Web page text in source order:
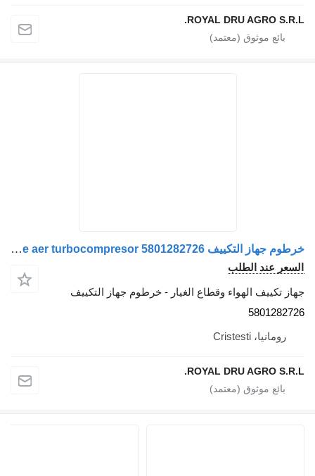
ROYAL DRU AGRO S.R.L.
خرطوم جهاز التكييف Conductă admisie aer turbocompresor 5801282726 لـ الشاحنات IVECO
السعر عند الطلب
جهاز تكييف الهواء وقطاع الغيار - خرطوم جهاز التكييف
5801282726
رومانيا، Cristesti
ROYAL DRU AGRO S.R.L.